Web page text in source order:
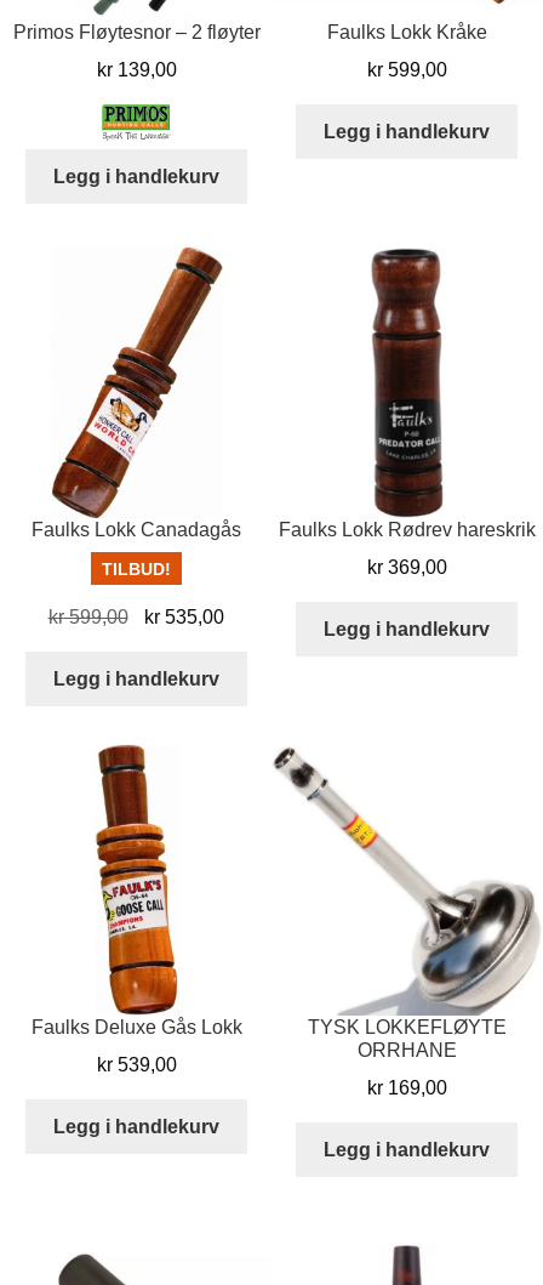
Primos Fløytesnor – 2 fløyter
kr139,00
Legg i handlekurv
Faulks Lokk Kråke
kr599,00
Legg i handlekurv
Faulks Lokk Canadagås
TILBUD!
kr599,00
Opprinnelig
var:
kr 535,00Nåværende
Legg i handlekurv
Faulks Lokk Rødrev hareskrik
kr369,00
Legg i handlekurv
Faulks Deluxe Gås Lokk
kr539,00
Legg i handlekurv
TYSK LOKKEFLØYTE
ORRHANE
kr169,00
Legg i handlekurv